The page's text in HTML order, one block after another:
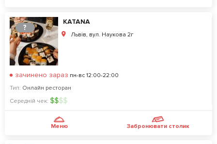
?
KATANA
Львів, вул. Наукова 2г
зачинено зараз пн-вс 12:00-22:00
Тип: Онлайн ресторан
Середній чек: $$$$
Меню Забронювати столик